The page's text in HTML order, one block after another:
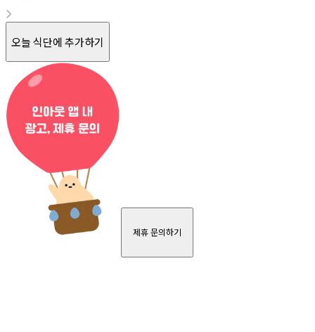
오늘 식단에 추가하기
제휴 문의하기